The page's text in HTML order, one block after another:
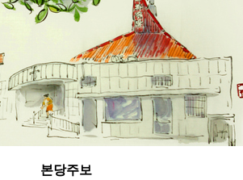
본당주보